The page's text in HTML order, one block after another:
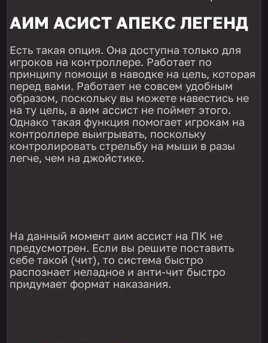
АИМ АСИСТ АПЕКС ЛЕГЕНД
Есть такая опция. Она доступна только для
игроков на контроллере. Работает по
принципу помощи в наводке на цель, которая
перед вами. Работает не совсем удобным
образом, поскольку вы можете навестись не
на ту цель, а аим ассист не поймет этого.
Однако такая функция помогает игрокам на
контроллере выигрывать, поскольку
контролировать стрельбу на мыши в разы
легче, чем на джойстике.
На данный момент аим ассист на ПК не
предусмотрен. Если вы решите поставить
себе такой (чит), то система быстро
распознает неладное и анти-чит быстро
придумает формат наказания.